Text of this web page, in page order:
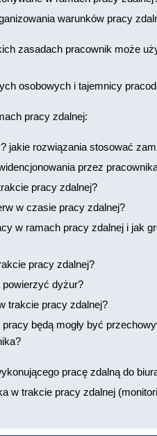
warunków pracy
zasadach pracownik może
osobowych i tajemnicy
pracy zdalnej:
jakie rozwiązania stosować
przez
pracy zdalnej?
w czasie pracy zdalnej?
w ramach pracy zdalnej i jak
pracy zdalnej?
dyżur?
trakcie pracy zdalnej?
będą mogły być
pracę zdalną do
w trakcie pracy zdalnej